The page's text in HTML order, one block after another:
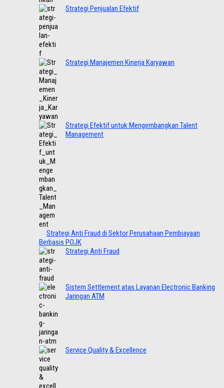
Strategi Penjualan Efektif
Strategi Manajemen Kinerja Karyawan
Strategi Efektif untuk Mengembangkan Talent
Management
Strategi Anti Fraud di Sektor Perusahaan Pembiayaan
Berbasis POJK
Strategi Anti Fraud
Sistem Settlement atas Layanan Electronic Banking
Jaringan ATM
Service Quality & Excellence